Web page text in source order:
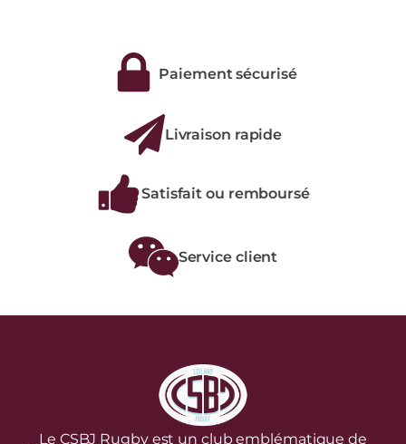
Paiement sécurisé
Livraison rapide
Satisfait ou remboursé
Service client
Le CSBJ Rugby est un club emblématique de